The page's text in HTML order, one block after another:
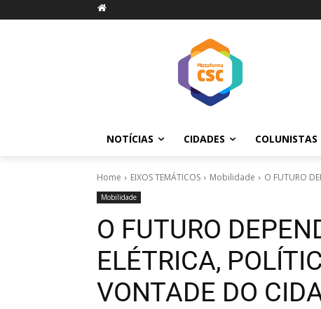
NOTÍCIAS CIDADES COLUNISTAS
Home EIXOS TEMÁTICOS Mobilidade O FUTURO
Mobilidade
O FUTURO
ELÉTRICA,
VONTADE DO